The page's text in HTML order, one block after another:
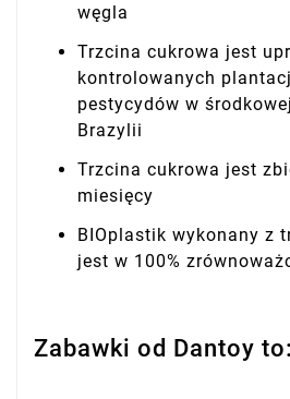
węgla
Trzcina cukrowa jest
kontrolowanych
pestycydów w
Brazylii
Trzcina cukrowa jest
miesięcy
BIOplastik wykonany z
jest w 100%
Zabawki od Dantoy to: